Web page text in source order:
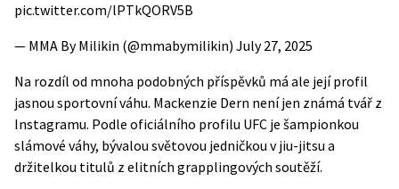
pic.twitter.com/lPTkQORV5B
— MMA By Milikin (@mmabymilikin) July 27, 2025
Na rozdíl od mnoha podobných příspěvků má ale její profil
jasnou sportovní váhu. Mackenzie Dern není jen známá tvář z
Instagramu. Podle oficiálního profilu UFC je šampionkou
slámové váhy, bývalou světovou jedničkou v jiu-jitsu a
držitelkou titulů z elitních grapplingových soutěží.